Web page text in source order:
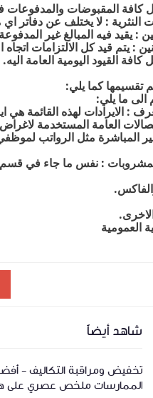
كافة المقبوضات والمدفوعات
النثرية : لا يختلف عن دفاتر
: يقيد فيه المبالغ غير
: يتم قيد كل الالتزامات
كافة القيود اليومية العامة اليه.
تقسيمها كما يلي:
الى ما يلي:
: الايرادات لهذه القائمة
العامة المستخدمة
المباشرة مثل الرواتب
: نفس ما جاء في قسم
.
.
العمومية
شاهد أيضاً
تخفيض ومراقبة التكاليف -
الممارسات ملخص عصري على